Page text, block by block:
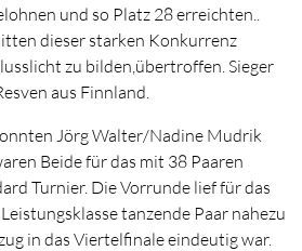
und so Platz 28 erreichten..
dieser starken Konkurrenz
zu bilden,übertroffen. Sieger
aus Finnland.
Jörg Walter/Nadine Mudrik
Beide für das mit 38 Paaren
Turnier. Die Vorrunde lief für das
tanzende Paar nahezu
in das Viertelfinale eindeutig war.